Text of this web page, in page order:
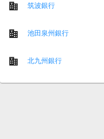
筑波銀行
池田泉州銀行
北九州銀行